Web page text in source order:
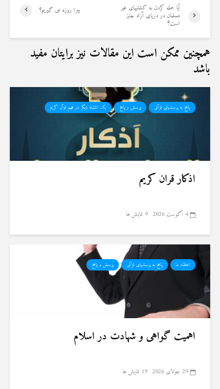
چرا روزه می گیریم؟ آیا حمله کردن به کشتیهای غیر
مسلمان در دریای آزاد جایز
است؟
همچنین ممکن است این مقالات نیز برایتان مفید
باشد
پاسخ به پرسشهای قرآنی پرسش و پاسخ یک اشتباه دیگر در فهم قرآن کریم
اذکار قران کریم
4 آگوست 2026 9 نمایش ها
اعتقاد ما پاسخ به پرسشهای قرآنی پرسش و پاسخ
اهمیت گواهی و شهادت در اسلام
29 جولای 2026 19 نمایش ها